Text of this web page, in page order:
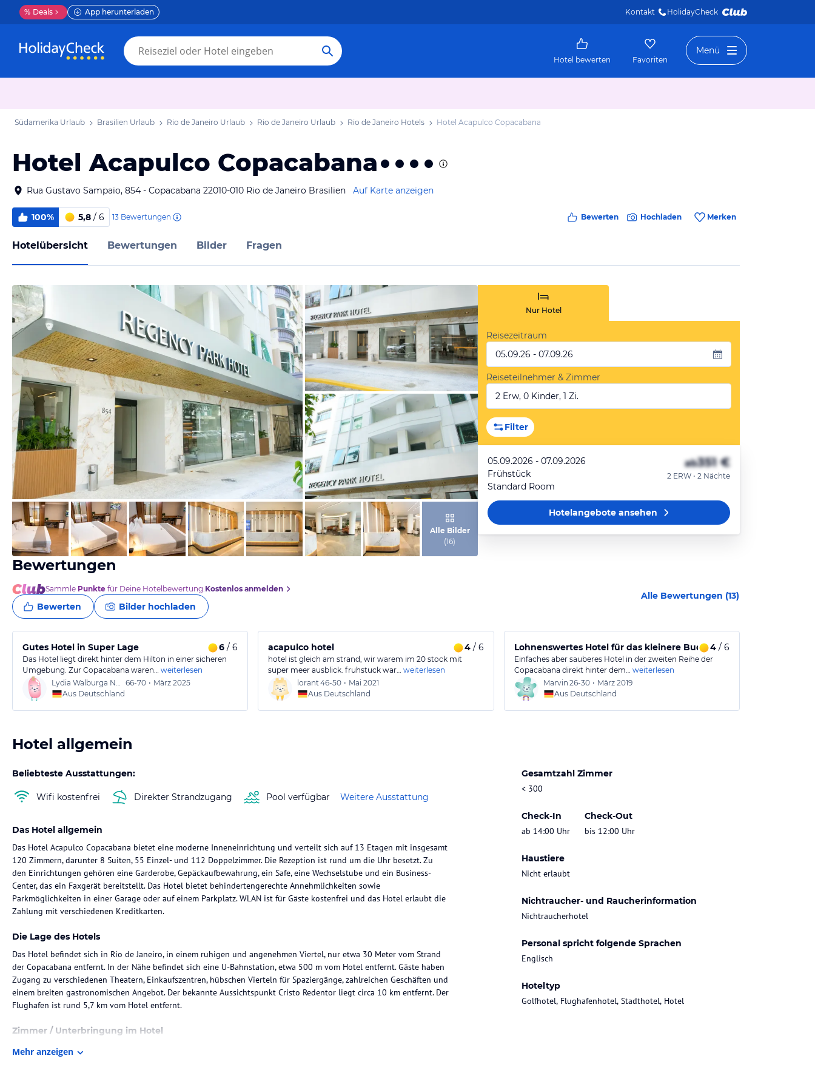
% Deals App herunterladen Kontakt HolidayCheck
Hotel bewerten Favoriten
Menü
Südamerika Urlaub Brasilien Urlaub Rio de Janeiro Urlaub Rio de Janeiro Urlaub Rio de Janeiro Hotels Hotel Acapulco Copacabana
Hotel Acapulco Copacabana
Rua Gustavo Sampaio, 854 - Copacabana 22010-010 Rio de Janeiro Brasilien Auf Karte anzeigen
100% 5,8 / 6 13 Bewertungen Bewerten Hochladen Merken
Hotelübersicht Bewertungen Bilder Fragen
von Expedia
von Expedia
von Expedia
Alle Bilder
(16)
Nur Hotel
Reisezeitraum
05.09.26 - 07.09.26
Reiseteilnehmer & Zimmer
2 Erw, 0 Kinder, 1 Zi.
Filter
05.09.2026 - 07.09.2026
Frühstück
Standard Room
ab351 €
2 ERW • 2 Nächte
Hotelangeboteansehen
Bewertungen
Sammle Punkte für Deine Hotelbewertung.Kostenlos anmelden
Bewerten Bilder hochladen
Alle Bewertungen (13)
Gutes Hotel in Super Lage 6 / 6
Das Hotel liegt direkt hinter dem Hilton in einer sicheren
Umgebung. Zur Copacabana waren… weiterlesen
Lydia Walburga Notburga 66-70 • März 2025
Aus Deutschland
acapulco hotel 4/ 6
hotel ist gleich am strand, wir warem im 20 stock mit
super meer ausblick. fruhstuck war… weiterlesen
lorant46-50 • Mai 2021
Aus Deutschland
Lohnenswertes Hotel für das kleinere Budget
4/ 6
Einfaches aber sauberes Hotel in der zweiten Reihe der
Copacabana direkt hinter dem… weiterlesen
Marvin 26-30 • März 2019
Aus Deutschland
Hotel allgemein
Beliebteste Ausstattungen:
Wifi kostenfrei Direkter Strandzugang Pool verfügbar Weitere Ausstattung
Gesamtzahl Zimmer
< 300
Check-In
ab 14:00 Uhr
Check-Out
bis 12:00 Uhr
Haustiere
Nicht erlaubt
Nichtraucher- und Raucherinformation
Nichtraucherhotel
Personal spricht folgende Sprachen
Englisch
Hoteltyp
Golfhotel, Flughafenhotel, Stadthotel, Hotel
Das Hotel allgemein
Das Hotel Acapulco Copacabana bietet eine moderne Inneneinrichtung und verteilt sich auf 13 Etagen mit insgesamt
120 Zimmern, darunter 8 Suiten, 55 Einzel- und 112 Doppelzimmer. Die Rezeption ist rund um die Uhr besetzt. Zu
den Einrichtungen gehören eine Garderobe, Gepäckaufbewahrung, ein Safe, eine Wechselstube und ein Business-
Center, das ein Faxgerät bereitstellt. Das Hotel bietet behindertengerechte Annehmlichkeiten sowie
Parkmöglichkeiten in einer Garage oder auf einem Parkplatz. WLAN ist für Gäste kostenfrei und das Hotel erlaubt die
Zahlung mit verschiedenen Kreditkarten.
Die Lage des Hotels
Das Hotel befindet sich in Rio de Janeiro, in einem ruhigen und angenehmen Viertel, nur etwa 30 Meter vom Strand
der Copacabana entfernt. In der Nähe befindet sich eine U-Bahnstation, etwa 500 m vom Hotel entfernt. Gäste haben
Zugang zu verschiedenen Theatern, Einkaufszentren, hübschen Vierteln für Spaziergänge, zahlreichen Geschäften und
einem breiten gastronomischen Angebot. Der bekannte Aussichtspunkt Cristo Redentor liegt circa 10 km entfernt. Der
Flughafen ist rund 5,7 km vom Hotel entfernt.
Zimmer / Unterbringung im Hotel
Die Zimmer sind klimatisiert und verfügen über eine Heizung. Die meisten Zimmer haben einen Balkon. Die
Mehr anzeigen